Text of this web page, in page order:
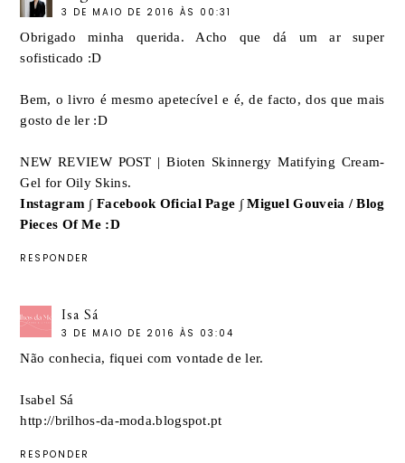
3 DE MAIO DE 2016 ÀS 00:31
Obrigado minha querida. Acho que dá um ar super
sofisticado :D
Bem, o livro é mesmo apetecível e é, de facto, dos que mais
gosto de ler :D
NEW REVIEW POST | Bioten Skinnergy Matifying Cream-
Gel for Oily Skins.
Instagram ∫Facebook Oficial Page ∫Miguel Gouveia / Blog
Pieces Of Me :D
RESPONDER
Isa Sá
3 DE MAIO DE 2016 ÀS 03:04
Não conhecia, fiquei com vontade de ler.
Isabel Sá
http://brilhos-da-moda.blogspot.pt
RESPONDER